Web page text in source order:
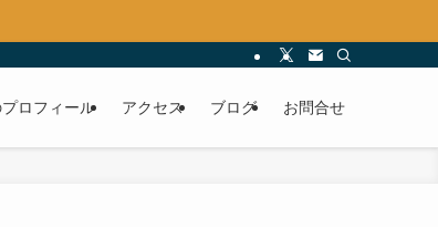
ロフィール アクセス ブログ お問合せ